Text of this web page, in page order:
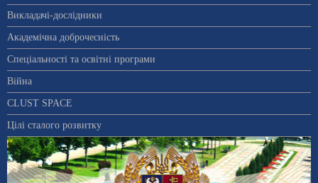
Викладачі-дослідники
Академічна доброчесність
Спеціальності та освітні програми
Війна
CLUST SPACE
Цілі сталого розвитку